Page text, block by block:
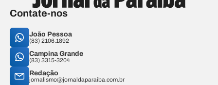
Contate-nos
João Pessoa
(83) 2106.1892
Campina Grande
(83) 3315-3204
Redação
jornalismo@jornaldaparaiba.com.br